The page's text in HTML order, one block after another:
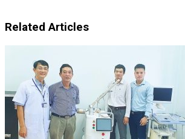
Related Articles